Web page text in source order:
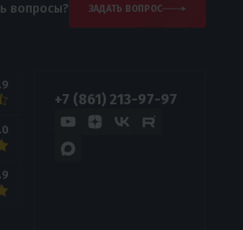
вопросы? ЗАДАТЬ ВОПРОС
+7 (861) 213-97-97